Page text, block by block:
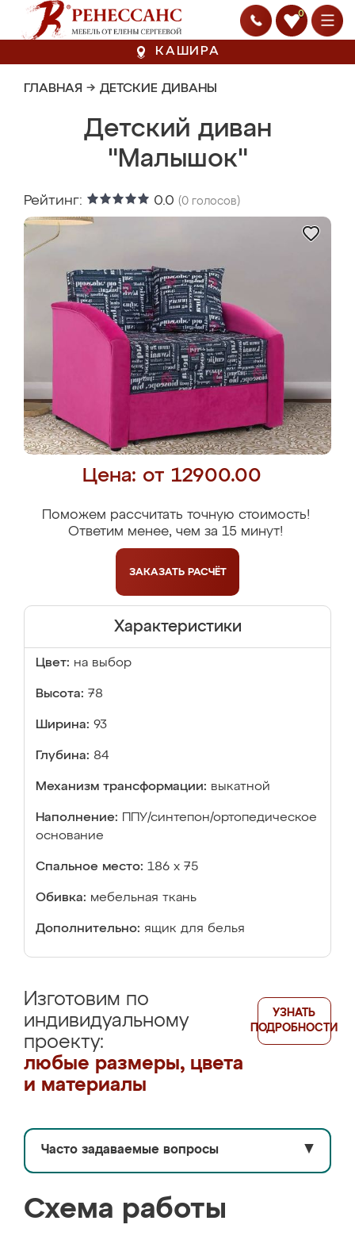
0
КАШИРА
ГЛАВНАЯ → ДЕТСКИЕ ДИВАНЫ
Детский диван
"Малышок"
Рейтинг: 0.0 (0 голосов)
Цена: от 12900.00
Поможем рассчитать точную стоимость!
Ответим менее, чем за 15 минут!
ЗАКАЗАТЬ РАСЧЁТ
Характеристики
Цвет: на выбор
Высота: 78
Ширина: 93
Глубина: 84
Механизм трансформации: выкатной
Наполнение:
ППУ/синтепон/ортопедическое
основание
Спальное место: 186 х 75
Обивка: мебельная ткань
Дополнительно: ящик для белья
Изготовим по
индивидуальному
проекту:
любые размеры, цвета
и материалы
УЗНАТЬ
ПОДРОБНОСТИ
Часто задаваемые вопросы ▼
Схема работы